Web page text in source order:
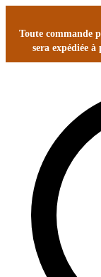
Toute commande
sera expédiée